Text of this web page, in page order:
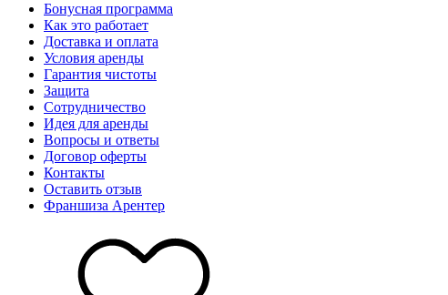
Бонусная программа
Как это работает
Доставка и оплата
Условия аренды
Гарантия чистоты
Защита
Сотрудничество
Идея для аренды
Вопросы и ответы
Договор оферты
Контакты
Оставить отзыв
Франшиза Арентер